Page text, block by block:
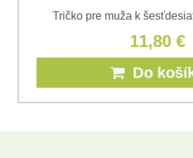
Tričko pre muža k
11,80 €
Do